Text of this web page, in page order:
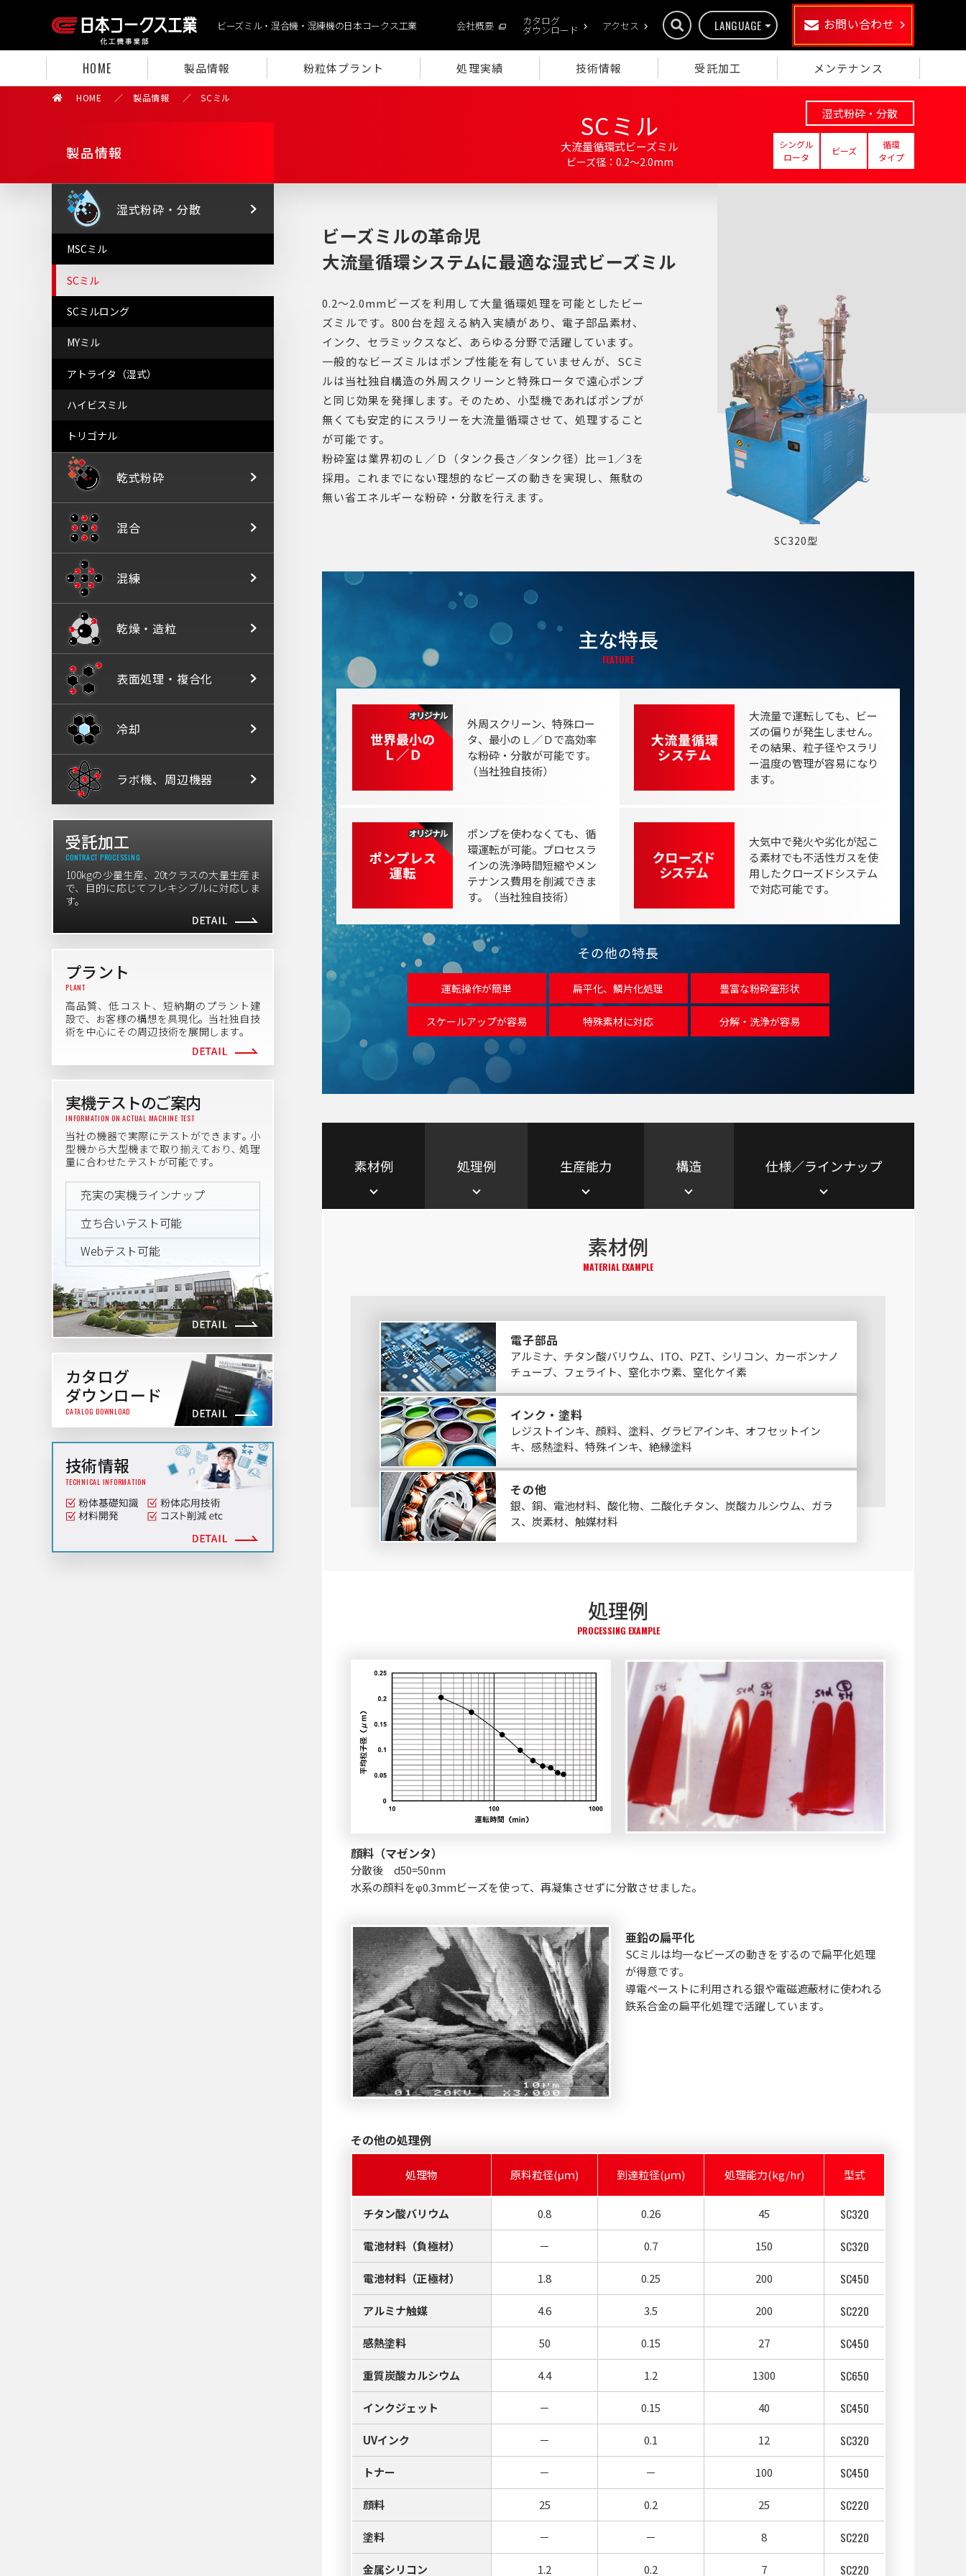
ビーズミル・混合機・混練機の日本コークス工業 会社概要 カタログ
ダウンロード アクセス LANGUAGE お問い合わせ
HOME 製品情報 粉粒体プラント 処理実績 技術情報 受託加工 メンテナンス
HOME 製品情報 SCミル
SCミル
大流量循環式ビーズミル
ビーズ径：0.2～2.0mm
湿式粉砕・分散
シングル
ロータ
ビーズ
循環
タイプ
製品情報
湿式粉砕 ・ 分散
MSCミル
SCミル
SCミルロング
MYミル
アトライタ（湿式）
ハイビスミル
トリゴナル
乾式粉砕
混合
混練
乾燥 ・造粒
表面処理・ 複合化
冷却
ラボ機、 周辺機器
受託加工
CONTRACT PROCESSING
100kgの少量生産、20tクラスの大量生産ま
で、目的に応じてフレキシブルに対応しま
す。
プラント
PLANT
高品質、低コスト、短納期のプラント建
設で、お客様の構想を具現化。当社独自技
術を中心にその周辺技術を展開します。
実機テストのご案内
INFORMATION ON ACTUAL MACHINE TEST
当社の機器で実際にテストができます｡ 小
型機から大型機まで取り揃えており､ 処理
量に合わせたテストが可能です｡
充実の実機ラインナップ
立ち合いテスト可能
Webテスト可能
カタログ
ダウンロード
CATALOG DOWNLOAD
技術情報
TECHNICAL INFORMATION
ビーズミルの革命児
大流量循環システムに最適な湿式ビーズミル
0.2～2.0mmビーズを利用して大量循環処理を可能としたビー
ズミルです。800台を超える納入実績があり、電子部品素材、
インク、セラミックスなど、あらゆる分野で活躍しています。
一般的なビーズミルはポンプ性能を有していませんが、SCミ
ルは当社独自構造の外周スクリーンと特殊ロータで遠心ポンプ
と同じ効果を発揮します。そのため、小型機であればポンプが
無くても安定的にスラリーを大流量循環させて、処理すること
が可能です。
粉砕室は業界初のＬ／Ｄ（タンク長さ／タンク径）比＝1／3を
採用。これまでにない理想的なビーズの動きを実現し、無駄の
無い省エネルギーな粉砕・分散を行えます。
SC320型
主な特長
FEATURE
外周スクリーン、特殊ロー
タ、最小のＬ／Ｄで高効率
な粉砕・分散が可能です。
（当社独自技術）
大流量で運転しても、ビー
ズの偏りが発生しません。
その結果、粒子径やスラリ
ー温度の管理が容易になり
ます。
ポンプを使わなくても、循
環運転が可能。プロセスラ
インの洗浄時間短縮やメン
テナンス費用を削減できま
す。
（当社独自技術）
大気中で発火や劣化が起こ
る素材でも不活性ガスを使
用したクローズドシステム
で対応可能です。
その他の特長
運転操作が簡単 扁平化、鱗片化処理 豊富な粉砕室形状
スケールアップが容易 特殊素材に対応 分解・洗浄が容易
素材例 処理例 生産能力 構造 仕様／ラインナップ
素材例
MATERIAL EXAMPLE
電子部品
アルミナ、チタン酸バリウム、ITO、PZT、シリコン、カーボンナノ
チューブ、フェライト、窒化ホウ素、窒化ケイ素
インク・塗料
レジストインキ、顔料、塗料、グラビアインキ、オフセットイン
キ、感熱塗料、特殊インキ、絶縁塗料
その他
銀、銅、電池材料、酸化物、二酸化チタン、炭酸カルシウム、ガラ
ス、炭素材、触媒材料
処理例
PROCESSING EXAMPLE
顔料（マゼンタ）
分散後 d50=50nm
水系の顔料をφ0.3mmビーズを使って、再凝集させずに分散させました。
亜鉛の扁平化
SCミルは均一なビーズの動きをするので扁平化処理
が得意です。
導電ペーストに利用される銀や電磁遮蔽材に使われる
鉄系合金の扁平化処理で活躍しています。
その他の処理例
処理物 原料粒径(μｍ) 到達粒径(μｍ) 処理能力(kg/hr) 型式
チタン酸バリウム 0.8 0.26 45 SC320
電池材料（負極材） － 0.7 150 SC320
電池材料（正極材） 1.8 0.25 200 SC450
アルミナ触媒 4.6 3.5 200 SC220
感熱塗料 50 0.15 27 SC450
重質炭酸カルシウム 4.4 1.2 1300 SC650
インクジェット － 0.15 40 SC450
UVインク － 0.1 12 SC320
トナー － － 100 SC450
顔料 25 0.2 25 SC220
塗料 － － 8 SC220
金属シリコン 1.2 0.2 7 SC220